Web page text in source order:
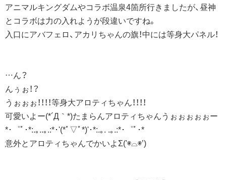
アニマルキングダムやコラボ温泉4箇所行きましたが、昼神
とコラボは力の入れようが段違いですね。
入口にアバフェロ、アカリちゃんの旗！中には等身大パネル！
…ん？
んぅぉ！？
うぉぉぉ！！！！等身大アロティちゃん！！！！
可愛いよー(*´Д｀*)たまらんアロティちゃんうぉぉぉぉぉー
*･゜ﾟ･*:.｡..｡.:*･'(*ﾟ▽ﾟ*)'･*:.｡. .｡.:*･゜ﾟ･*
意外とアロティちゃんでかいよΣ('◉⌓◉’)